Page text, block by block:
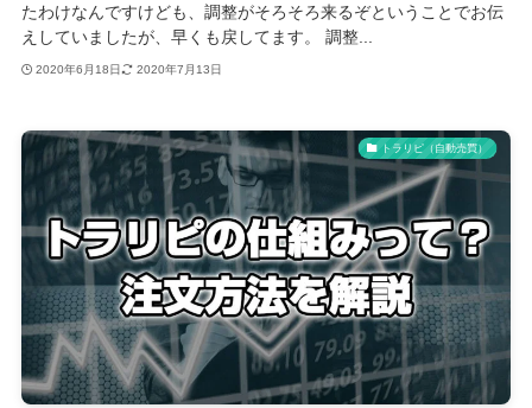
たわけなんですけども、調整がそろそろ来るぞということでお伝
えしていましたが、早くも戻してます。 調整...
2020年6月18日 2020年7月13日
トラリピ（自動売買）